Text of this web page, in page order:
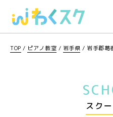
TOP / ピアノ教室 / 岩手県 / 岩手郡葛
スク